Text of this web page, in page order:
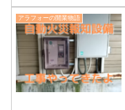
アラフォーの開業物語